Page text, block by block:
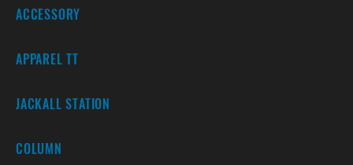
ACCESSORY
APPAREL TT
JACKALL STATION
COLUMN